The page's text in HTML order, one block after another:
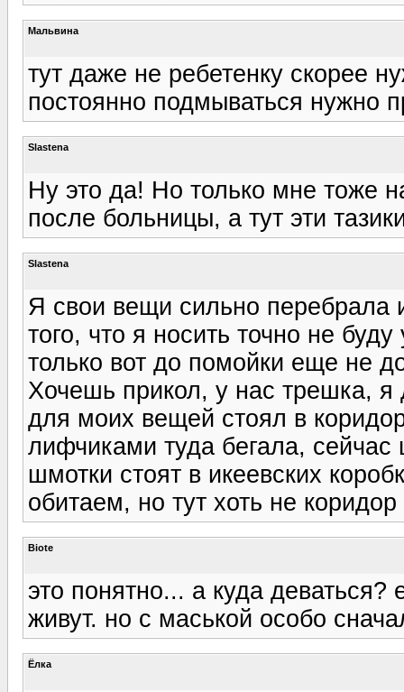
Мальвина
тут даже не ребетенку скорее
постоянно подмываться нужно
Slastena
Ну это да! Но только мне тоже
после больницы, а тут эти
Slastena
Я свои вещи сильно перебрала
того, что я носить точно не
только вот до помойки еще не
Хочешь прикол, у нас трешка,
для моих вещей стоял в
лифчиками туда бегала,
шмотки стоят в икеевских
обитаем, но тут хоть не
Biote
это понятно... а куда
живут. но с маськой особо
Ёлка